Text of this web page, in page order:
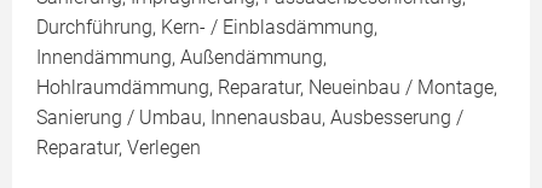
Durchführung, Kern- / Einblasdämmung,
Innendämmung, Außendämmung,
Hohlraumdämmung, Reparatur, Neueinbau / Montage,
Sanierung / Umbau, Innenausbau, Ausbesserung /
Reparatur, Verlegen